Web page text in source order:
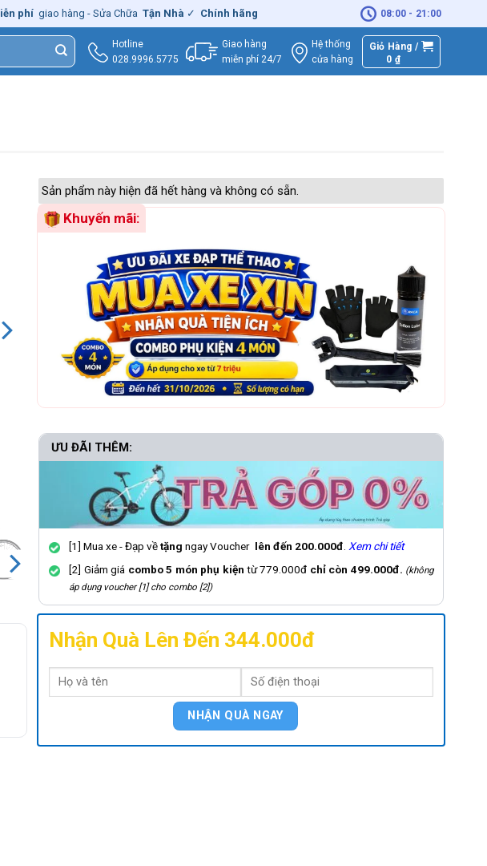
giao hàng - Sửa Chữa Tận Nhà ✓ Chính hãng – Xuất Miễn phí giao hàng - Sửa
08:00 - 21:00
Hotline
028.9996.5775
Giao hàng
miễn phí 24/7
Hệ thống
cửa hàng
Giỏ Hàng /
0₫
Sản phẩm này hiện đã hết hàng và không có sẵn.
Khuyến mãi:
ƯU ĐÃI THÊM:
[1] Mua xe - Đạp vềtặngngay Voucher lên đến 200.000đ Xem chi tiết
[2] Giảm giá combo 5 món phụ kiện từ 779.000đ chỉ còn 499.000đ. (không
áp dụng voucher [1] cho combo [2])
Nhận Quà Lên Đến 344.000đ